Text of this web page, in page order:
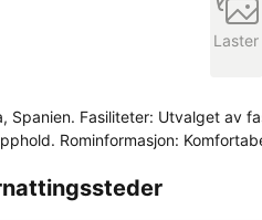
Laster
Spanien. Fasiliteter: Utvalget
Rominformasjon: